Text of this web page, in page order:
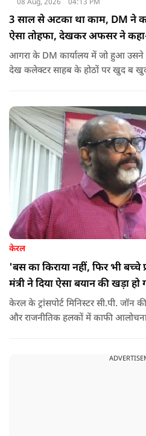
08 Aug, 2026 04:13 PM
3 साल से अटका था काम, DM ने
ऐसा तोहफा, देखकर अफसर ने
आगरा के DM कार्यालय में जो हुआ उसने
देख कलेक्टर साहब के होठों पर खुद ब
केरल
'बस का किराया नहीं, फिर भी
मंत्री ने दिया ऐसा बयान की खड़ा हो
केरल के ट्रांसपोर्ट मिनिस्टर सी.पी.
और राजनीतिक हलकों में काफी आलोचना